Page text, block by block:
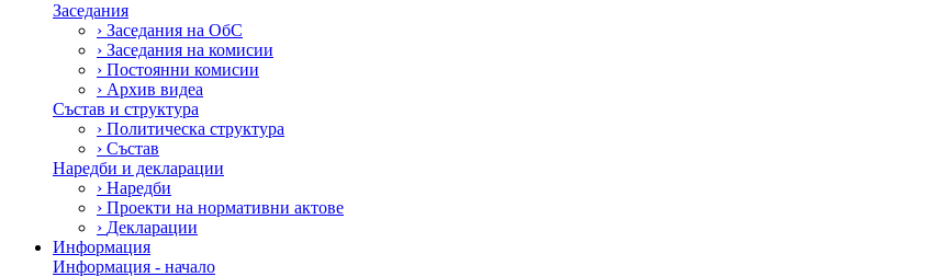
Заседания
› Заседания на ОбС
› Заседания на комисии
› Постоянни комисии
› Архив видеа
Състав и структура
› Политическа структура
› Състав
Наредби и декларации
› Наредби
› Проекти на нормативни актове
› Декларации
Информация
Информация - начало